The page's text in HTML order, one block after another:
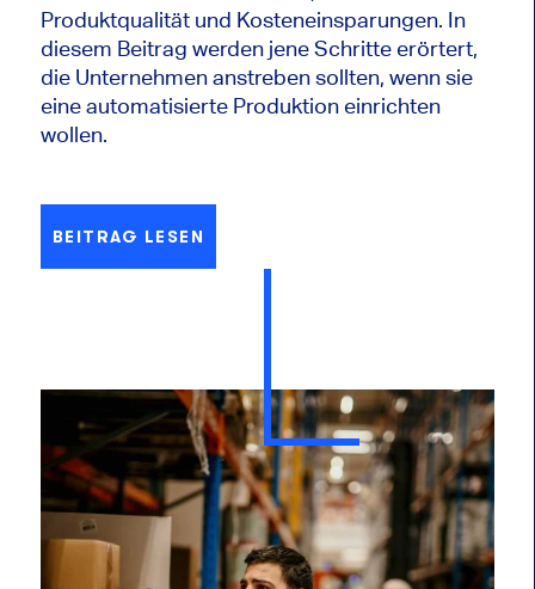
Produktqualität und Kosteneinsparungen. In
diesem Beitrag werden jene Schritte erörtert,
die Unternehmen anstreben sollten, wenn sie
eine automatisierte Produktion einrichten
wollen.
BEITRAG LESEN